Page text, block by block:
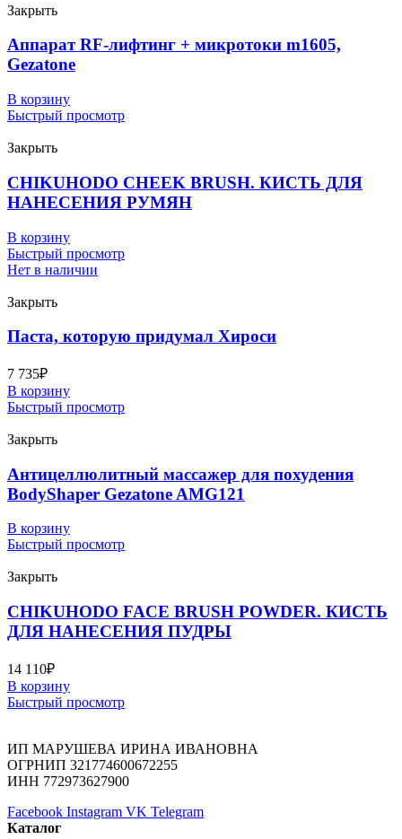
Закрыть
Аппарат RF-лифтинг + микротоки m1605,
Gezatone
В корзину
Быстрый просмотр
Закрыть
CHIKUHODO CHEEK BRUSH. КИСТЬ ДЛЯ
НАНЕСЕНИЯ РУМЯН
В корзину
Быстрый просмотр
Нет в наличии
Закрыть
Паста, которую придумал Хироси
7 735₽
В корзину
Быстрый просмотр
Закрыть
Антицеллюлитный массажер для похудения
BodyShaper Gezatone AMG121
В корзину
Быстрый просмотр
Закрыть
CHIKUHODO FACE BRUSH POWDER. КИСТЬ
ДЛЯ НАНЕСЕНИЯ ПУДРЫ
14 110₽
В корзину
Быстрый просмотр
ИП МАРУШЕВА ИРИНА ИВАНОВНА
ОГРНИП 321774600672255
ИНН 772973627900
Facebook Instagram VK Telegram
Каталог